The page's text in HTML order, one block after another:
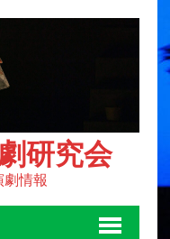
研究会
情報